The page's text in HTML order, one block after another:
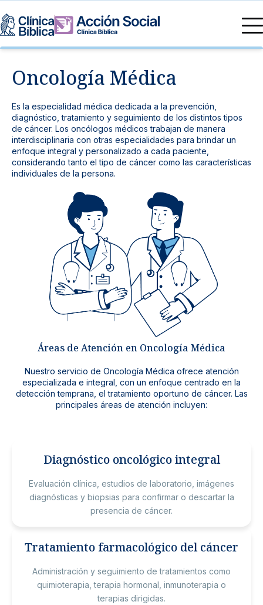
Especialidades médicas
Nuestras especialidades
Centros de Excelencia
Servicios Generales
Servicios 24/7
Otros Servicios
Mi Vida
Información
Información para el Paciente
Sobre nosotros
Investigación, Innovación y Docencia
Noticias y blog
Oncología Médica
Es la especialidad médica dedicada a la prevención,
diagnóstico, tratamiento y seguimiento de los distintos tipos
de cáncer. Los oncólogos médicos trabajan de manera
interdisciplinaria con otras especialidades para brindar un
enfoque integral y personalizado a cada paciente,
considerando tanto el tipo de cáncer como las características
individuales de la persona.
Áreas de Atención en Oncología Médica
Nuestro servicio de Oncología Médica ofrece atención
especializada e integral, con un enfoque centrado en la
detección temprana, el tratamiento oportuno de cáncer. Las
principales áreas de atención incluyen:
Diagnóstico oncológico integral
Evaluación clínica, estudios de laboratorio, imágenes
diagnósticas y biopsias para confirmar o descartar la
presencia de cáncer.
Tratamiento farmacológico del cáncer
Administración y seguimiento de tratamientos como
quimioterapia, terapia hormonal, inmunoterapia o
terapias dirigidas.